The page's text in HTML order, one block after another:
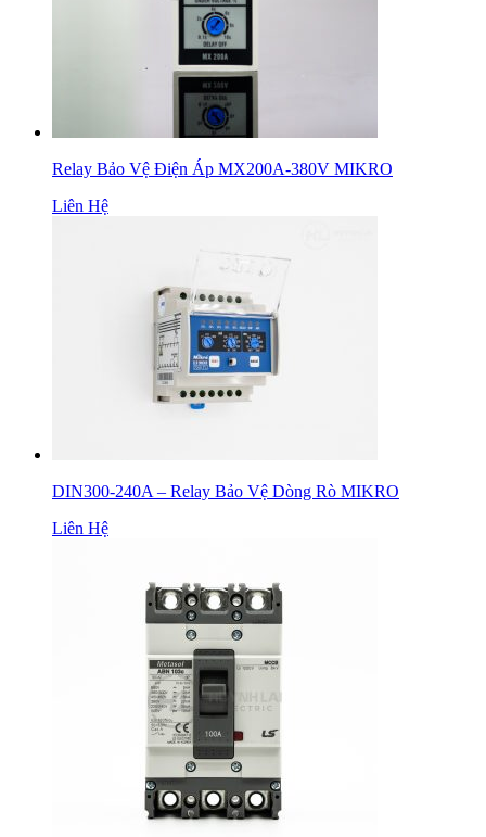
Relay Bảo Vệ Điện Áp MX200A-380V MIKRO
Liên Hệ
DIN300-240A – Relay Bảo Vệ Dòng Rò MIKRO
Liên Hệ